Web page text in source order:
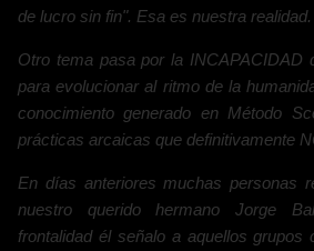
de lucro sin fin". Esa es nuestra realidad.
Otro tema pasa por la INCAPACIDAD
para evolucionar al ritmo de la
conocimiento generado en Método
prácticas arcaicas que definitivamente
En días anteriores muchas personas
nuestro querido hermano Jorge
frontalidad él señalo a aquellos grupos